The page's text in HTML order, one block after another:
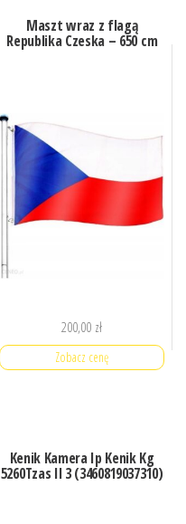
Maszt wraz z flagą
Republika Czeska – 650 cm
200,00 zł
Zobacz cenę
Kenik Kamera Ip Kenik Kg
5260Tzas Il 3 (3460819037310)